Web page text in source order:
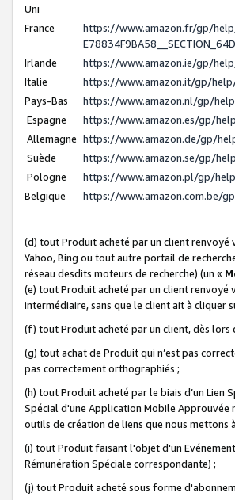
Uni
France
https://www.amazon.fr/gp/
Irlande
https://www.amazon.ie/gp/
Italie
https://www.amazon.it/gp/
Pays-Bas
https://www.amazon.nl/gp/
Espagne
https://www.amazon.es/gp/
Allemagne https://www.amazon.de/gp/
Suède
https://www.amazon.se/gp/
Pologne
https://www.amazon.pl/gp/
Belgique
https://www.amazon.com.be/
(d) tout Produit acheté par un client renvoyé
Yahoo, Bing ou tout autre portail de
réseau desdits moteurs de recherche) (un «
(e) tout Produit acheté par un client renvoyé
intermédiaire, sans que le client ait à
(f) tout Produit acheté par un client, dès lors
(g) tout achat de Produit qui n’est pas
pas correctement orthographiés ;
(h) tout Produit acheté par le biais d’un Lien
Spécial d'une Application Mobile Approuvée
outils de création de liens que nous mettons
(i) tout Produit faisant l'objet d'un
Rémunération Spéciale correspondante) ;
(j) tout Produit acheté sous forme